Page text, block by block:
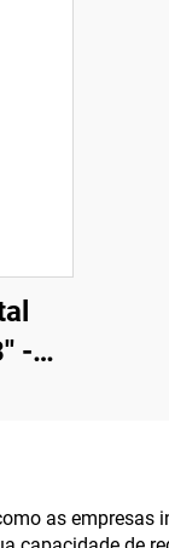
-
as empresas